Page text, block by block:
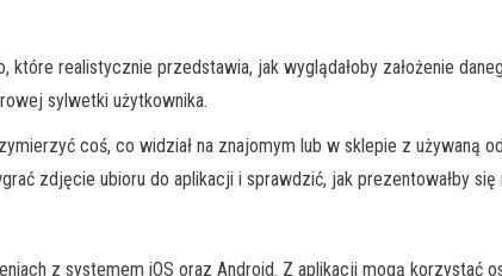
realistycznie przedstawia, jak wyglądałoby założenie
sylwetki użytkownika.
coś, co widział na znajomym lub w sklepie z używaną
zdjęcie ubioru do aplikacji i sprawdzić, jak prezentowałby się
z systemem iOS oraz Android. Z aplikacji mogą korzystać